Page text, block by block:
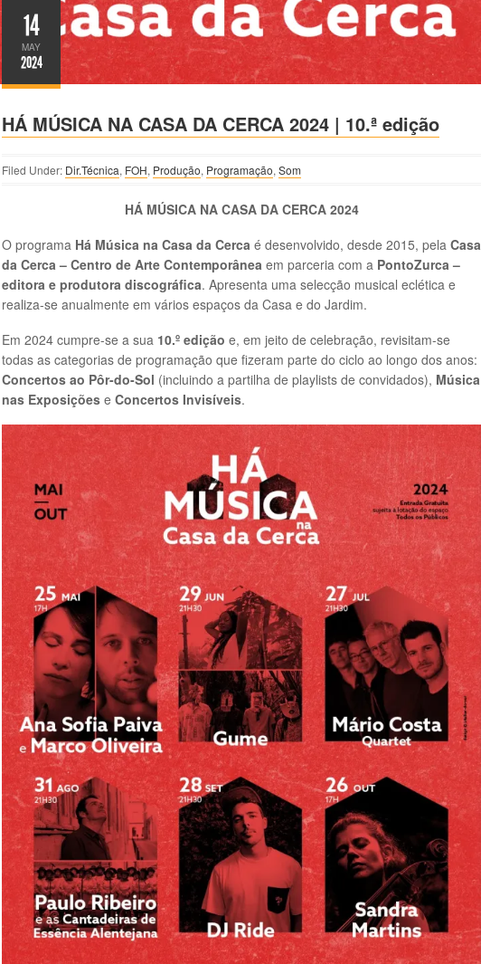
14
MAY
2024
HÁ MÚSICA NA CASA DA CERCA 2024 | 10.ª edição
Filed Under: Dir.Técnica, FOH, Produção, Programação, Som
HÁ MÚSICA NA CASA DA CERCA 2024
O programa Há Música na Casa da Cerca é desenvolvido, desde 2015, pela Casa
da Cerca – Centro de Arte Contemporânea em parceria com a PontoZurca –
editora e produtora discográfica. Apresenta uma selecção musical eclética e
realiza-se anualmente em vários espaços da Casa e do Jardim.
Em 2024 cumpre-se a sua 10.º edição e, em jeito de celebração, revisitam-se
todas as categorias de programação que fizeram parte do ciclo ao longo dos anos:
Concertos ao Pôr-do-Sol (incluindo a partilha de playlists de convidados), Música
nas Exposições e Concertos Invisíveis.